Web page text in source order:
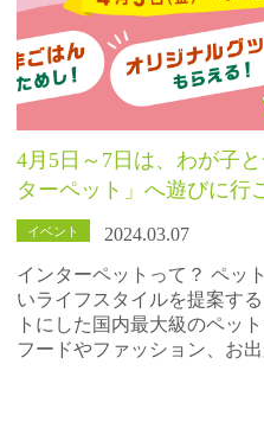
4月5日～7日は、わが子
ターペット」へ遊びに行
イベント
2024.03.07
インターペットって？ ペッ
いライフスタイルを提案す
トにした国内最大級のペッ
フードやファッション、お